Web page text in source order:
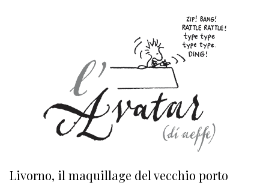
Livorno, il maquillage del vecchio porto